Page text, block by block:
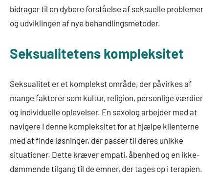
bidrager til en dybere forståelse af seksuelle problemer
og udviklingen af nye behandlingsmetoder.
Seksualitetens kompleksitet
Seksualitet er et komplekst område, der påvirkes af
mange faktorer som kultur, religion, personlige værdier
og individuelle oplevelser. En sexolog arbejder med at
navigere i denne kompleksitet for at hjælpe klienterne
med at finde løsninger, der passer til deres unikke
situationer. Dette kræver empati, åbenhed og en ikke-
dømmende tilgang til de emner, der tages op i terapien.